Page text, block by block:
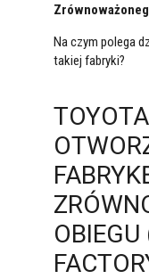
Na czym polega
takiej fabryki?
OBIEGU